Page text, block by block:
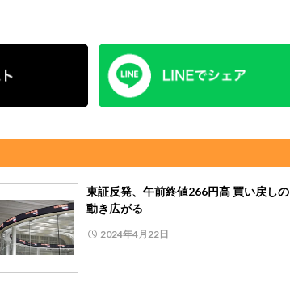
東証反発、午前終値266円高 買い戻しの
動き広がる
2024年4月22日